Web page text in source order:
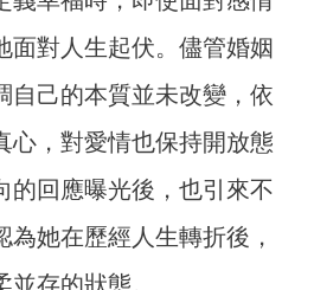
面對人生起伏。儘管婚姻
自己的本質並未改變，依
心，對愛情也保持開放態
的回應曝光後，也引來不
為她在歷經人生轉折後，
存的狀態。